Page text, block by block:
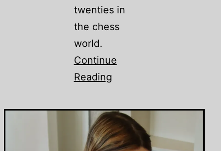
twenties in
the chess
world.
Continue
Reading